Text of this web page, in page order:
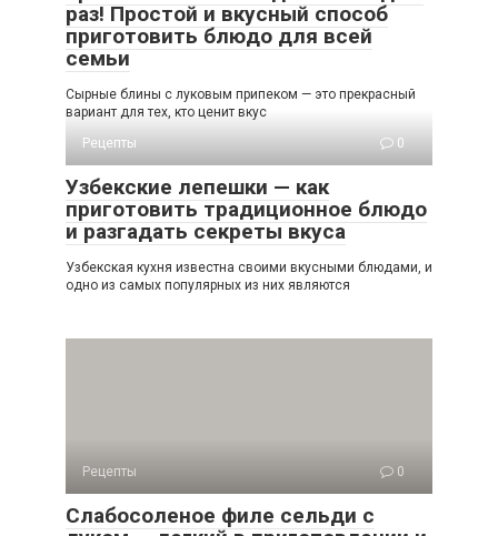
раз! Простой и вкусный способ
приготовить блюдо для всей
семьи
Сырные блины с луковым припеком — это прекрасный
вариант для тех, кто ценит вкус
Рецепты
0
Узбекские лепешки — как
приготовить традиционное блюдо
и разгадать секреты вкуса
Узбекская кухня известна своими вкусными блюдами, и
одно из самых популярных из них являются
Рецепты 0
Слабосоленое филе сельди с